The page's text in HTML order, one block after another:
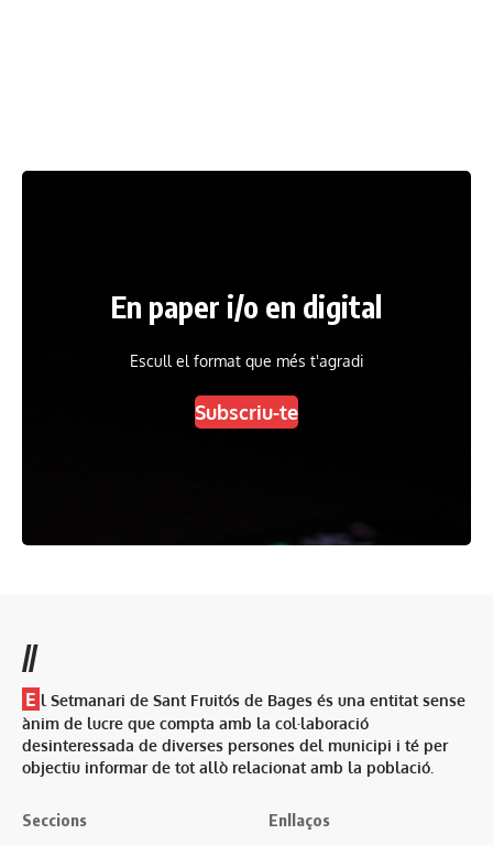
En paper i/o en digital
Escull el format que més t'agradi
Subscriu-te
//
E l Setmanari de Sant Fruitós de Bages és una entitat sense
ànim de lucre que compta amb la col·laboració
desinteressada de diverses persones del municipi i té per
objectiu informar de tot allò relacionat amb la població.
Seccions Enllaços